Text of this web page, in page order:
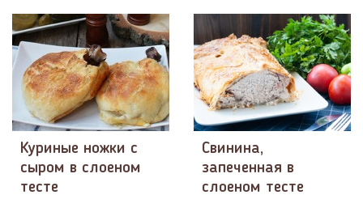
Куриные ножки с
сыром в слоеном
тесте
Свинина,
запеченная в
слоеном тесте